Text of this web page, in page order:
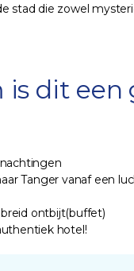
stad die zowel
is dit een
Tanger vanaf een
ontbijt(buffet)
hotel!